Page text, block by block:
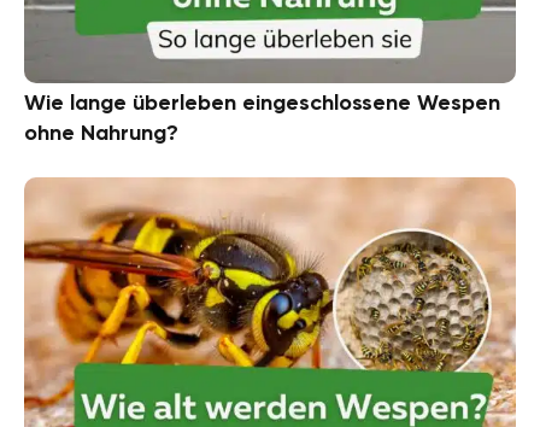
Wie lange überleben eingeschlossene Wespen
ohne Nahrung?